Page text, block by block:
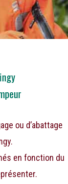
ou d’abattage
en fonction du